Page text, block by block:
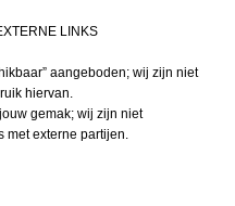
LINKS
aangeboden; wij zijn niet
hiervan.
gemak; wij zijn niet
met externe partijen.